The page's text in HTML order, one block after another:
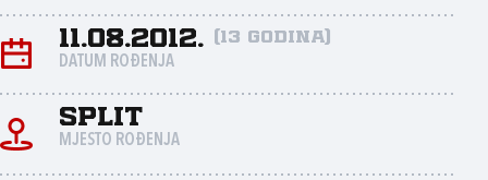
11.08.2012. (13 godina)
DATUM ROĐENJA
Split
MJESTO ROĐENJA